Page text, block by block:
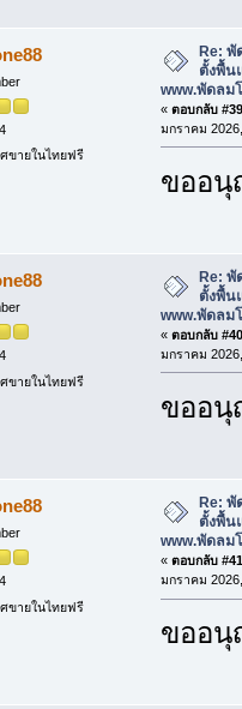
ขายในไทยฟรี
Re: พั
ตั้งพื้น
www.พัดลม
« ตอบกลับ
มกราคม
ขออนุ
ขายในไทยฟรี
Re: พั
ตั้งพื้น
www.พัดลม
« ตอบกลับ
มกราคม
ขออนุ
ขายในไทยฟรี
Re: พั
ตั้งพื้น
www.พัดลม
« ตอบกลับ
มกราคม
ขออนุ